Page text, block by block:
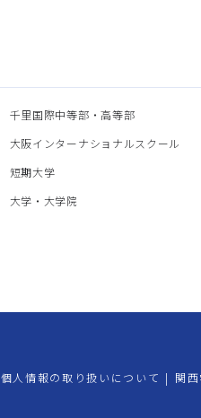
千里国際中等部・高等部
大阪インターナショナルスクール
短期大学
大学・大学院
個人情報の取り扱いについて | 関